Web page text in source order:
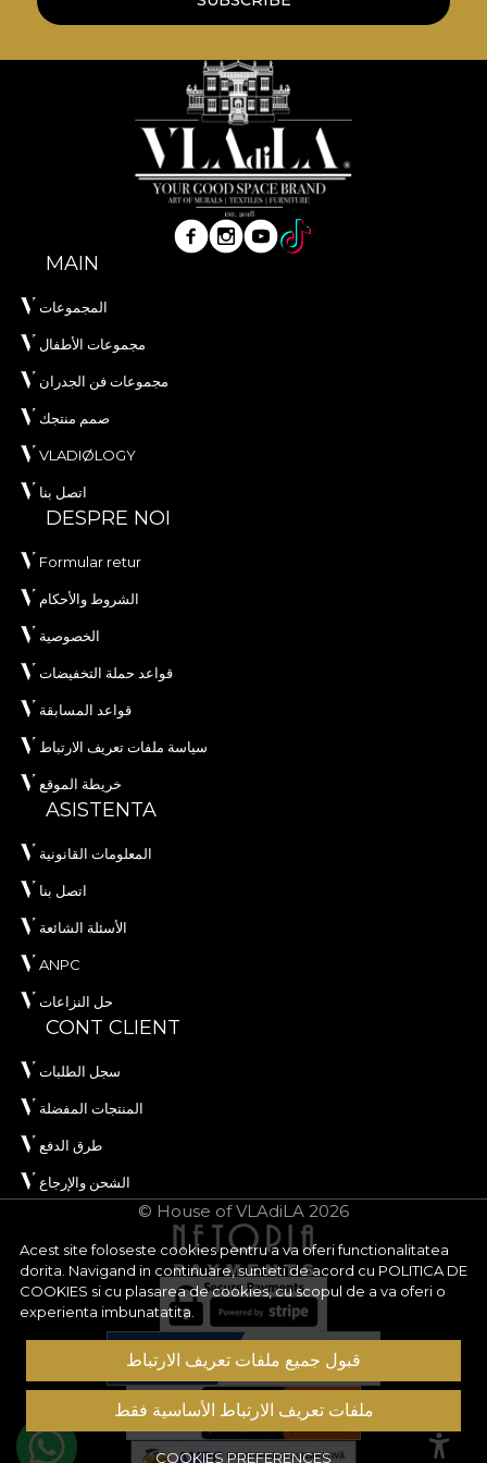
naturale, ecologice si biodegradabile.
**House of VLAdiLA recomanda utilizarea
adezivului propriu in aplicarea tapetului. In acest
mod, te poti bucura de un proces de redecorare
rapid, sigur si eficient, care se ridica la cele mai inalte
standarde de calitate.
Acest site foloseste cookies pentru a va oferi functionalitatea
dorita. Navigand in continuare, sunteti de acord cu POLITICA DE
COOKIES si cu plasarea de cookies, cu scopul de a va oferi o
experienta imbunatatita.
قبول جميع ملفات تعريف الارتباط
ملفات تعريف الارتباط الأساسية فقط
COOKIES PREFERENCES
MAIN
المجموعات
مجموعات الأطفال
مجموعات فن الجدران
صمم منتجك
VLADIØLOGY
اتصل بنا
DESPRE NOI
Formular retur
الشروط والأحكام
الخصوصية
قواعد حملة التخفيضات
قواعد المسابقة
سياسة ملفات تعريف الارتباط
خريطة الموقع
ASISTENTA
المعلومات القانونية
اتصل بنا
الأسئلة الشائعة
ANPC
حل النزاعات
CONT CLIENT
سجل الطلبات
المنتجات المفضلة
طرق الدفع
الشحن والإرجاع
© House of VLAdiLA 2026